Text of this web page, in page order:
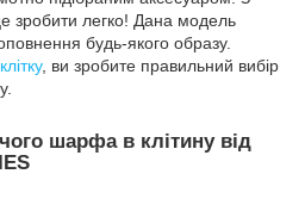
зробити легко! Дана модель
будь-якого образу.
, ви зробите правильний вибір
шарфа в клітину від